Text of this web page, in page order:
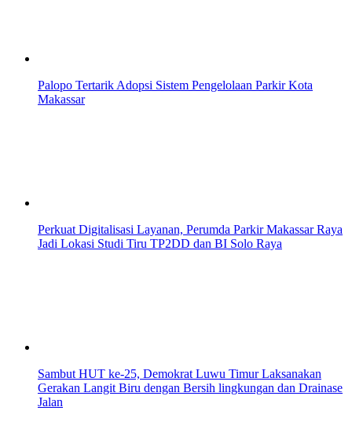
Palopo Tertarik Adopsi Sistem Pengelolaan Parkir Kota
Makassar
Perkuat Digitalisasi Layanan, Perumda Parkir Makassar Raya
Jadi Lokasi Studi Tiru TP2DD dan BI Solo Raya
Sambut HUT ke-25, Demokrat Luwu Timur Laksanakan
Gerakan Langit Biru dengan Bersih lingkungan dan Drainase
Jalan